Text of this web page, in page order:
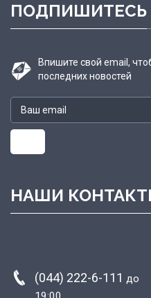
ПОДПИШИТЕСЬ
Впишите свой email,
последних новостей
НАШИ
(044) 222-6-111 до